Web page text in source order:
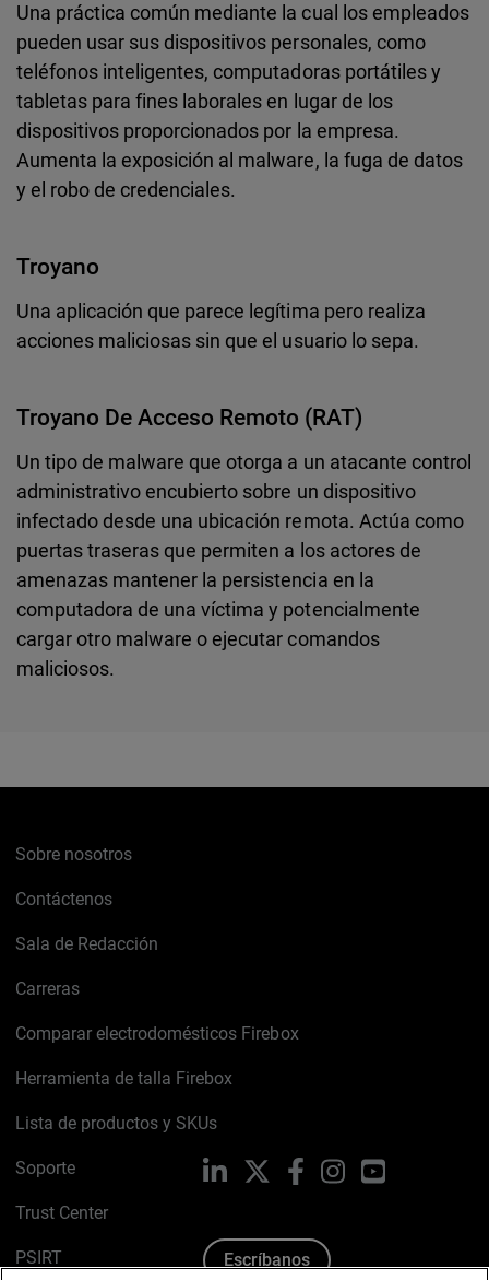
Una práctica común mediante la cual los empleados
pueden usar sus dispositivos personales, como
teléfonos inteligentes, computadoras portátiles y
tabletas para fines laborales en lugar de los
dispositivos proporcionados por la empresa.
Aumenta la exposición al malware, la fuga de datos
y el robo de credenciales.
Troyano
Una aplicación que parece legítima pero realiza
acciones maliciosas sin que el usuario lo sepa.
Troyano De Acceso Remoto (RAT)
Un tipo de malware que otorga a un atacante control
administrativo encubierto sobre un dispositivo
infectado desde una ubicación remota. Actúa como
puertas traseras que permiten a los actores de
amenazas mantener la persistencia en la
computadora de una víctima y potencialmente
cargar otro malware o ejecutar comandos
maliciosos.
Sobre nosotros
Contáctenos
Sala de Redacción
Carreras
Comparar electrodomésticos Firebox
Herramienta de talla Firebox
Lista de productos y SKUs
Soporte
Trust Center
PSIRT
LinkedIn FacebookInstagramYouTube
Escríbanos